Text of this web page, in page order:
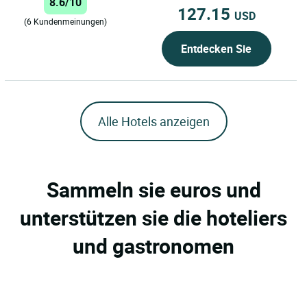
Fitnesszentrum...
(6 Kundenmeinungen) 127.15 USD
Entdecken Sie
Alle Hotels anzeigen
Sammeln sie euros und
unterstützen sie die hoteliers
und gastronomen